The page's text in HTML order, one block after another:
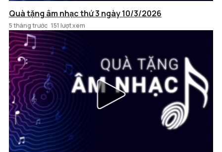
Quà tặng âm nhạc thứ 3 ngày 10/3/2026
5 tháng trước 151 lượt xem